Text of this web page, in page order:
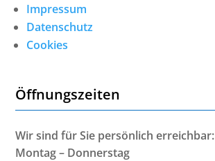
Impressum
Datenschutz
Cookies
Öffnungszeiten
Wir sind für Sie persönlich erreichbar:
Montag – Donnerstag